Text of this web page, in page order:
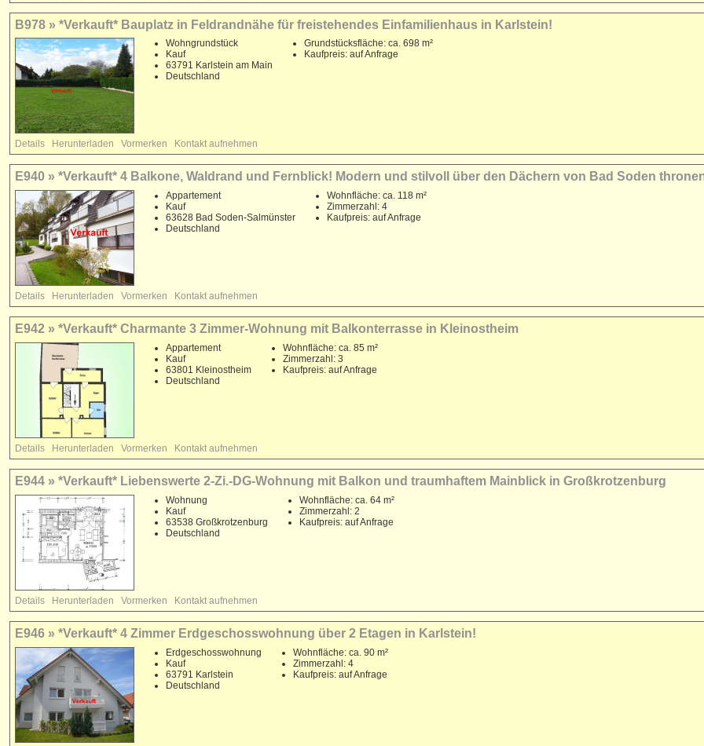
B978 » *Verkauft* Bauplatz in Feldrandnähe für freistehendes Einfamilienhaus in Karlstein!
Wohngrundstück
Kauf
63791 Karlstein am Main
Deutschland
Grundstücksfläche: ca. 698 m²
Kaufpreis: auf Anfrage
Details Herunterladen Vormerken Kontakt aufnehmen
E940 » *Verkauft* 4 Balkone, Waldrand und Fernblick! Modern und stilvoll über den Dächern von Bad Soden
Appartement
Kauf
63628 Bad Soden-Salmünster
Deutschland
Wohnfläche: ca. 118 m²
Zimmerzahl: 4
Kaufpreis: auf Anfrage
Details Herunterladen Vormerken Kontakt aufnehmen
E942 » *Verkauft* Charmante 3 Zimmer-Wohnung mit Balkonterrasse in Kleinostheim
Appartement
Kauf
63801 Kleinostheim
Deutschland
Wohnfläche: ca. 85 m²
Zimmerzahl: 3
Kaufpreis: auf Anfrage
Details Herunterladen Vormerken Kontakt aufnehmen
E944 » *Verkauft* Liebenswerte 2-Zi.-DG-Wohnung mit Balkon und traumhaftem Mainblick in Großkrotzenburg
Wohnung
Kauf
63538 Großkrotzenburg
Deutschland
Wohnfläche: ca. 64 m²
Zimmerzahl: 2
Kaufpreis: auf Anfrage
Details Herunterladen Vormerken Kontakt aufnehmen
E946 » *Verkauft* 4 Zimmer Erdgeschosswohnung über 2 Etagen in Karlstein!
Erdgeschosswohnung
Kauf
63791 Karlstein
Deutschland
Wohnfläche: ca. 90 m²
Zimmerzahl: 4
Kaufpreis: auf Anfrage